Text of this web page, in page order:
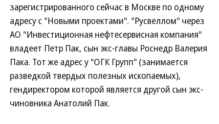
зарегистрированного сейчас в Москве по одному
адресу с "Новыми проектами". "Русвеллом" через
АО "Инвестиционная нефтесервисная компания"
владеет Петр Пак, сын экс-главы Роснедр Валерия
Пака. Тот же адрес у "ОГК Групп" (занимается
разведкой твердых полезных ископаемых),
гендиректором которой является другой сын экс-
чиновника Анатолий Пак.